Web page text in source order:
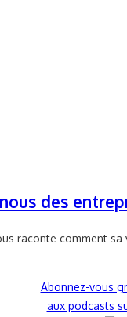
des
raconte comment
Abonnez-vous
aux podcasts